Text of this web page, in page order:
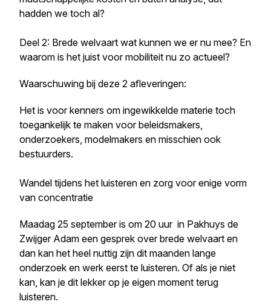
hadden we toch al?
Deel 2: Brede welvaart wat kunnen we er nu mee? En
waarom is het juist voor mobiliteit nu zo actueel?
Waarschuwing bij deze 2 afleveringen:
Het is voor kenners om ingewikkelde materie toch
toegankelijk te maken voor beleidsmakers,
onderzoekers, modelmakers en misschien ook
bestuurders.
Wandel tijdens het luisteren en zorg voor enige vorm
van concentratie
Maadag 25 september is om 20 uur in Pakhuys de
Zwijger Adam een gesprek over brede welvaart en
dan kan het heel nuttig zijn dit maanden lange
onderzoek en werk eerst te luisteren. Of als je niet
kan, kan je dit lekker op je eigen moment terug
luisteren.